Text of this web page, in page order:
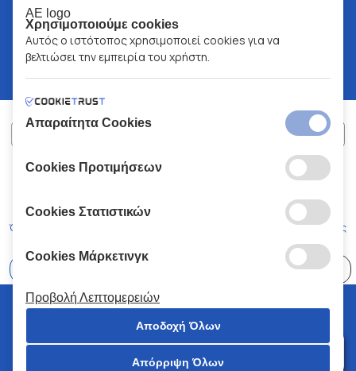
ΧΑΛΚΙΑΔΑΚΗΣ Α.Ε.
Όροι και Προϋποθέσεις Κώδικας Δεοντολογίας
© 2026 Χαλκιαδάκης all rights reserved
Χρησιμοποιούμε cookies
Αυτός ο ιστότοπος χρησιμοποιεί cookies για να
βελτιώσει την εμπειρία του χρήστη.
Απαραίτητα Cookies
Cookies Προτιμήσεων
Cookies Στατιστικών
Cookies Μάρκετινγκ
Προβολή Λεπτομερειών
Αποδοχή Όλων
Απόρριψη Όλων